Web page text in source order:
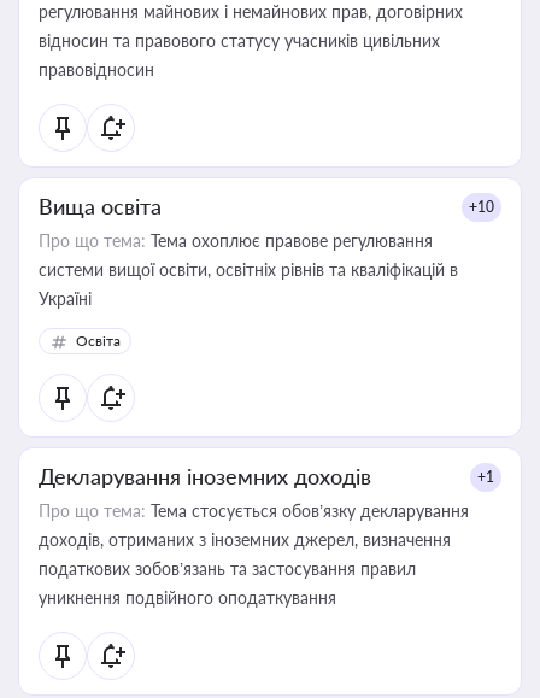
регулювання майнових і немайнових прав, договірних
відносин та правового статусу учасників цивільних
правовідносин
Вища освіта +10
Про що тема: Тема охоплює правове регулювання
системи вищої освіти, освітніх рівнів та кваліфікацій в
Україні
Освіта
Декларування іноземних доходів +1
Про що тема: Тема стосується обов’язку декларування
доходів, отриманих з іноземних джерел, визначення
податкових зобов’язань та застосування правил
уникнення подвійного оподаткування